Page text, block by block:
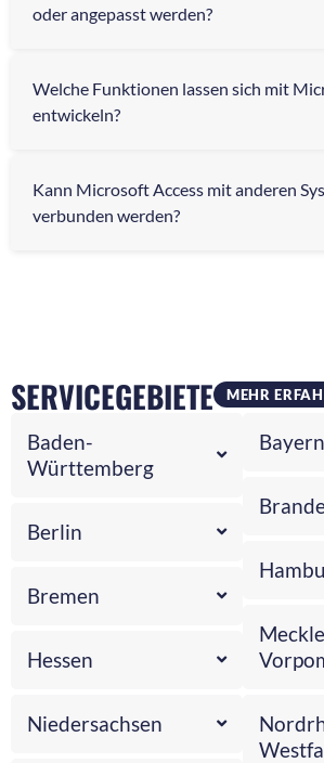
oder angepasst werden?
Welche Funktionen lassen sich mit
entwickeln?
Kann Microsoft Access mit anderen
verbunden werden?
SERVICEGEBIETE MEHR
Baden-
Württemberg
Berlin
Bremen
Hessen
Niedersachsen
Bayern